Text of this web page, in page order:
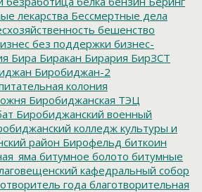
лекарства Бессмертные дела
бешенство
без поддержки бизнес-
Бира Биракан Бирария БирЗСТ
Биробиджан-2
колония
Биробиджанская ТЭЦ
Биробиджанский военный
колледж культуры и
район Бирофельд биткоин
битумное болото битумные
кафедральный собор
года благотворительная